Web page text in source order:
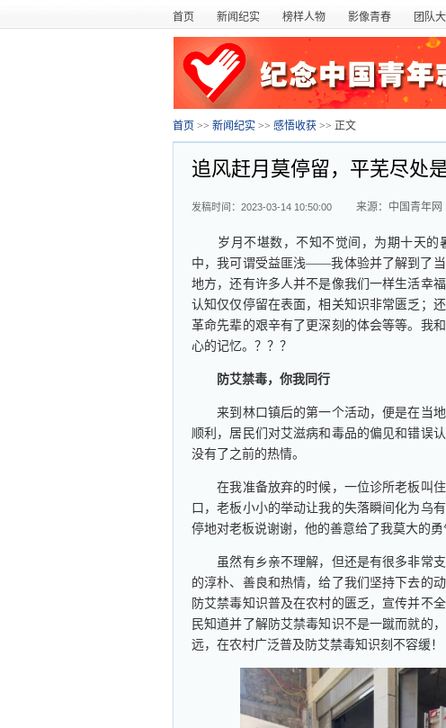
首页 新闻纪实 榜样人物 影像青春 团队
首页 >> 新闻纪实 >> 感悟收获 >> 正文
追风赶月莫停留，平芜尽处
发稿时间：2023-03-14 10:50:00 来源： 中国青年网
岁月不堪数，不知不觉间，为期十天的
中，我可谓受益匪浅——我体验并了解到了
地方，还有许多人并不是像我们一样生活幸
认知仅仅停留在表面，相关知识非常匮乏；
革命先辈的艰辛有了更深刻的体会等等。我
心的记忆。？？？
防艾禁毒，你我同行
来到林口镇后的第一个活动，便是在当地
顺利，居民们对艾滋病和毒品的偏见和错误
没有了之前的热情。
在我准备放弃的时候，一位诊所老板叫住
口，老板小小的举动让我的失落瞬间化为乌
停地对老板说谢谢，他的善意给了我莫大的勇
虽然有乡亲不理解，但还是有很多非常支
的淳朴、善良和热情，给了我们坚持下去的
防艾禁毒知识普及在农村的匮乏，宣传并不
民知道并了解防艾禁毒知识不是一蹴而就的
远，在农村广泛普及防艾禁毒知识刻不容缓！